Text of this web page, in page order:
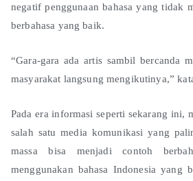
negatif penggunaan bahasa yang tidak
berbahasa yang baik.
“Gara-gara ada artis sambil bercanda
masyarakat langsung mengikutinya,”
Pada era informasi seperti sekarang ini,
salah satu media komunikasi yang
massa bisa menjadi contoh
menggunakan bahasa Indonesia yang